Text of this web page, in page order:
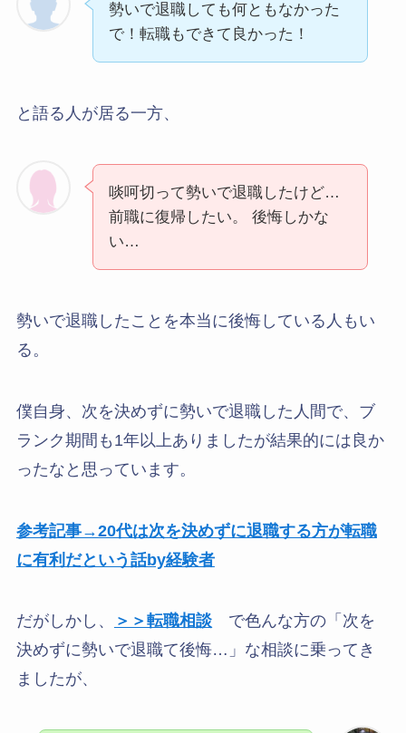
勢いで退職しても何ともなかった
で！転職もできて良かった！
と語る人が居る一方、
啖呵切って勢いで退職したけど…
前職に復帰したい。 後悔しかな
い…
勢いで退職したことを本当に後悔している人もい
る。
僕自身、次を決めずに勢いで退職した人間で、ブ
ランク期間も1年以上ありましたが結果的には良か
ったなと思っています。
参考記事→20代は次を決めずに退職する方が転職
に有利だという話by経験者
だがしかし、 ＞＞転職相談で色んな方の「次を
決めずに勢いで退職て後悔…」な相談に乗ってき
ましたが、